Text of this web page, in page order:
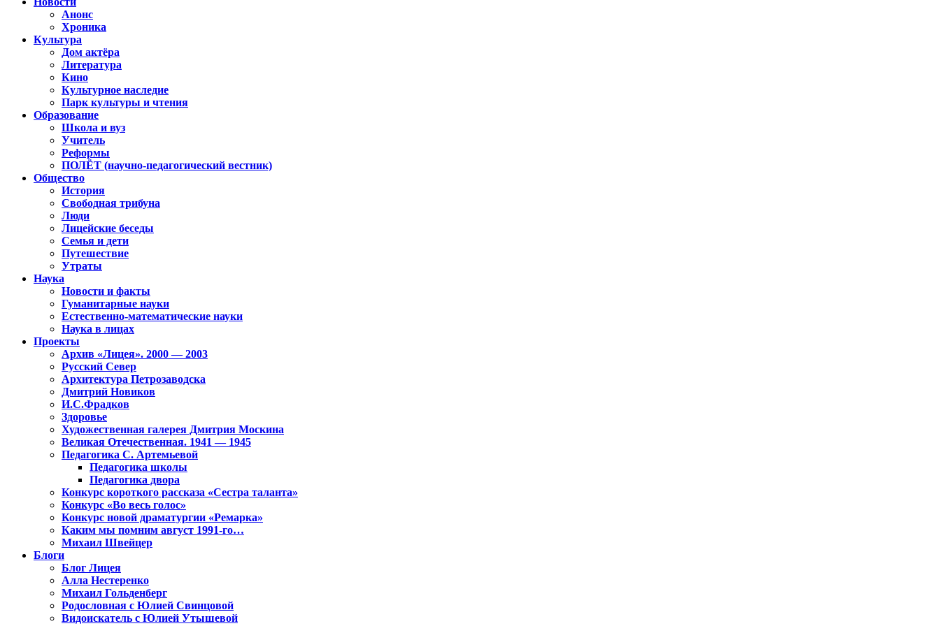
Анонс
Хроника
Культура
Дом актёра
Литература
Кино
Культурное наследие
Парк культуры и чтения
Образование
Школа и вуз
Учитель
Реформы
ПОЛЁТ (научно-педагогический вестник)
Общество
История
Свободная трибуна
Люди
Лицейские беседы
Семья и дети
Путешествие
Утраты
Наука
Новости и факты
Гуманитарные науки
Естественно-математические науки
Наука в лицах
Проекты
Архив «Лицея». 2000 — 2003
Русский Север
Архитектура Петрозаводска
Дмитрий Новиков
И.С.Фрадков
Здоровье
Художественная галерея Дмитрия Москина
Великая Отечественная. 1941 — 1945
Педагогика С. Артемьевой
Педагогика школы
Педагогика двора
Конкурс короткого рассказа «Сестра таланта»
Конкурс «Во весь голос»
Конкурс новой драматургии «Ремарка»
Каким мы помним август 1991-го…
Михаил Швейцер
Блоги
Блог Лицея
Алла Нестеренко
Михаил Гольденберг
Родословная с Юлией Свинцовой
Видоискатель с Юлией Утышевой